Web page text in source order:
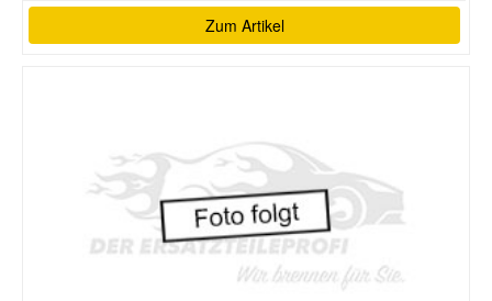
Zum Artikel